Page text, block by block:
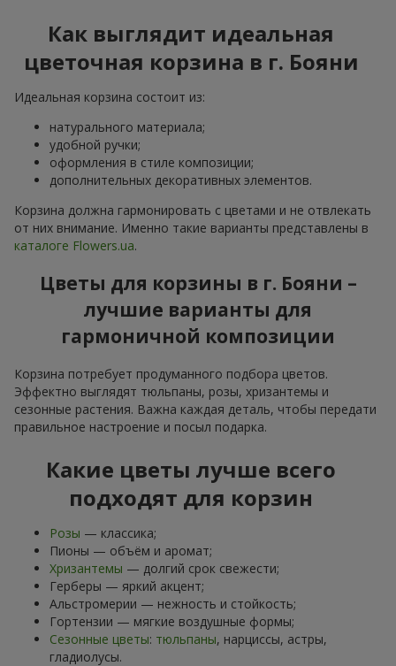
Как выглядит идеальная
цветочная корзина в г. Бояни
Идеальная корзина состоит из:
натурального материала;
удобной ручки;
оформления в стиле композиции;
дополнительных декоративных элементов.
Корзина должна гармонировать с цветами и не отвлекать
от них внимание. Именно такие варианты представлены в
каталоге Flowers.ua.
Цветы для корзины в г. Бояни –
лучшие варианты для
гармоничной композиции
Корзина потребует продуманного подбора цветов.
Эффектно выглядят тюльпаны, розы, хризантемы и
сезонные растения. Важна каждая деталь, чтобы передати
правильное настроение и посыл подарка.
Какие цветы лучше всего
подходят для корзин
Розы — классика;
Пионы — объём и аромат;
Хризантемы — долгий срок свежести;
Герберы — яркий акцент;
Альстромерии — нежность и стойкость;
Гортензии — мягкие воздушные формы;
Сезонные цветы: тюльпаны, нарциссы, астры,
гладиолусы.